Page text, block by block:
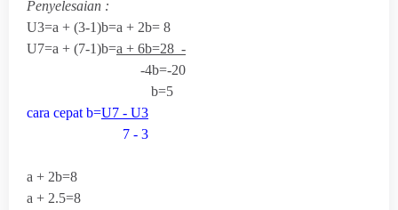
Penyelesaian :
U3=a + (3-1)b=a + 2b= 8
U7=a + (7-1)b=a + 6b=28 -
-4b=-20
b=5
cara cepat b=U7 - U3
7 - 3
a + 2b=8
a + 2.5=8